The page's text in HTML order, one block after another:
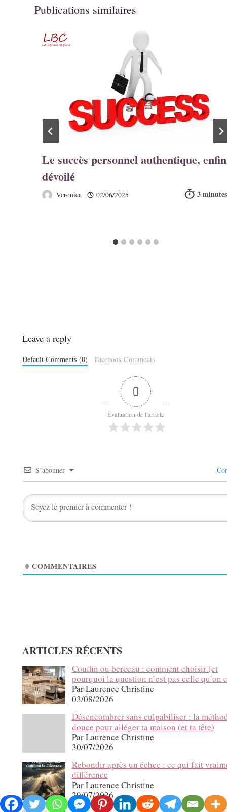
Publications similaires
Le succès personnel authentique, enfin
dévoilé
Veronica 02/06/2025
Leave a reply
Default Comments (0) Facebook Comments
0
Évaluation de l'article
S’abonner
0 COMMENTAIRES
ARTICLES RÉCENTS
Couffin ou berceau : comment choisir (et
pourquoi la question n’est pas celle qu’on
Par Laurence Christine
03/08/2026
Désencombrer sans culpabiliser : la
douce pour alléger ta maison (et ta tête)
Par Laurence Christine
30/07/2026
Rebondir après un échec : ce qui fait
différence
Par Laurence Christine
29/07/2026